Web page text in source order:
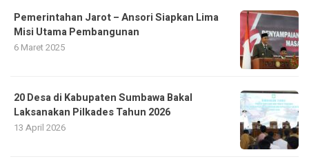
Pemerintahan Jarot – Ansori Siapkan Lima
Misi Utama Pembangunan
6 Maret 2025
20 Desa di Kabupaten Sumbawa Bakal
Laksanakan Pilkades Tahun 2026
13 April 2026